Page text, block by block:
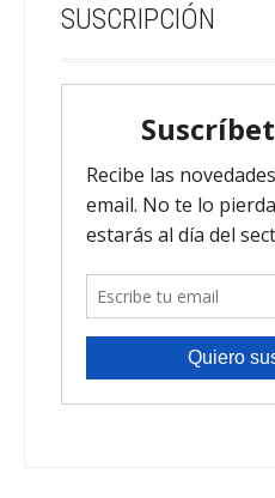
SUSCRIPCIÓN